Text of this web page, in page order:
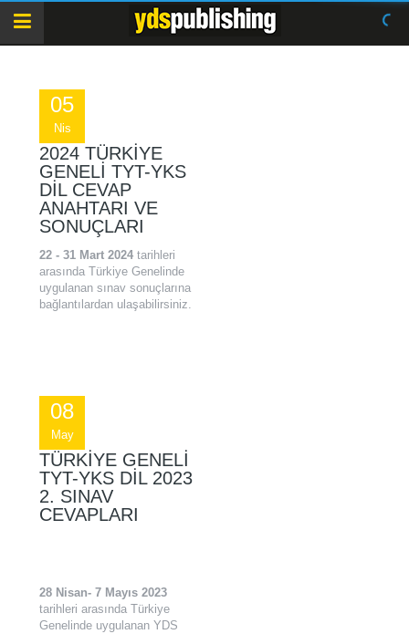
05
Nis
2024 TÜRKIYE
GENELI TYT-YKS
DİL CEVAP
ANAHTARI VE
SONUÇLARI
22 - 31 Mart 2024 tarihleri
arasında Türkiye Genelinde
uygulanan sınav sonuçlarına
bağlantılardan ulaşabilirsiniz.
08
May
TÜRKIYE GENELI
TYT-YKS DİL 2023
2. SINAV
CEVAPLARI
28 Nisan- 7 Mayıs 2023
tarihleri arasında Türkiye
Genelinde uygulanan YDS